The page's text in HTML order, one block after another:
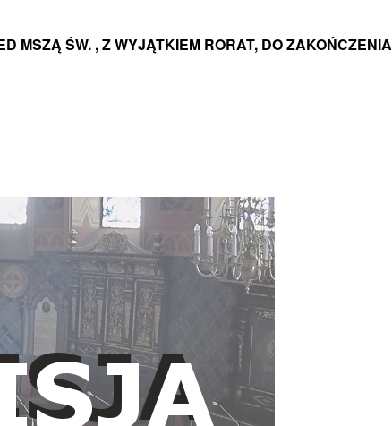
MSZĄ ŚW. , Z WYJĄTKIEM RORAT, DO ZAKOŃCZENIA